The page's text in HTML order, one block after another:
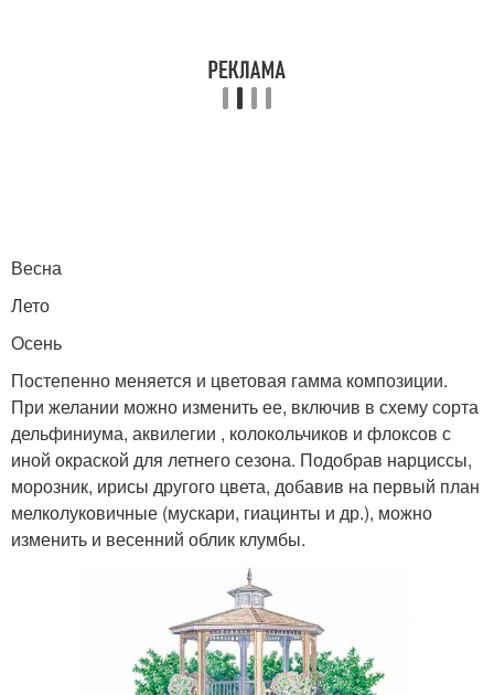
Весна
Лето
Осень
Постепенно меняется и цветовая гамма композиции.
При желании можно изменить ее, включив в схему сорта
дельфиниума, аквилегии , колокольчиков и флоксов с
иной окраской для летнего сезона. Подобрав нарциссы,
морозник, ирисы другого цвета, добавив на первый план
мелколуковичные (мускари, гиацинты и др.), можно
изменить и весенний облик клумбы.